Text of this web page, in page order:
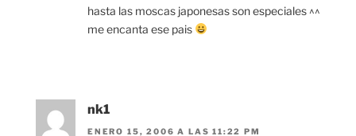
hasta las moscas japonesas son especiales ^^
me encanta ese pais
nk1
ENERO 15, 2006 A LAS 11:22 PM